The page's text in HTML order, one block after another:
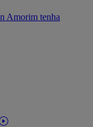
Amorim tenha